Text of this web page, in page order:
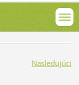
Nasledujúci